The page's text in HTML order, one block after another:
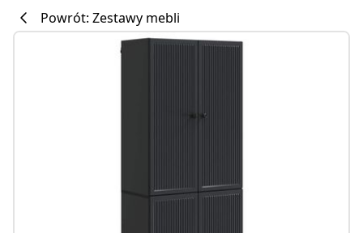
Powrót: Zestawy mebli